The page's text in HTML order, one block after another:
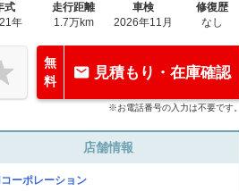
式
年
走行距離
1.7万km
車検
2026年11月
修復歴
なし
無
料
見積もり・在庫確認
※お電話番号の入力は不要です。
店舗情報
ーポレーション